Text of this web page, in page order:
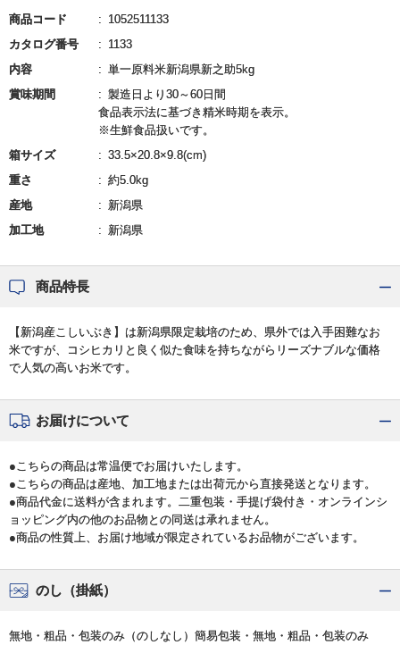
商品コード
1052511133
カタログ番号
1133
内容
単一原料米新潟県新之助5kg
賞味期間
製造日より30～60日間
食品表示法に基づき精米時期を表示。
※生鮮食品扱いです。
箱サイズ
33.5×20.8×9.8(cm)
重さ
約5.0kg
産地
新潟県
加工地
新潟県
商品特長
【新潟産こしいぶき】は新潟県限定栽培のため、県外では入手困難なお
米ですが、コシヒカリと良く似た食味を持ちながらリーズナブルな価格
で人気の高いお米です。
お届けについて
●こちらの商品は常温便でお届けいたします。
●こちらの商品は産地、加工地または出荷元から直接発送となります。
●商品代金に送料が含まれます。二重包装・手提げ袋付き・オンラインシ
ョッピング内の他のお品物との同送は承れません。
●商品の性質上、お届け地域が限定されているお品物がございます。
のし（掛紙）
無地・粗品・包装のみ（のしなし）簡易包装・無地・粗品・包装のみ